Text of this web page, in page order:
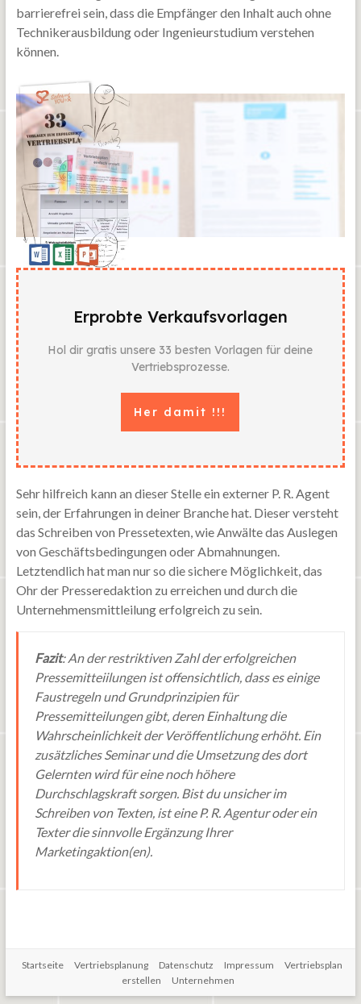
barrierefrei sein, dass die Empfänger den Inhalt auch ohne
Technikerausbildung oder Ingenieurstudium verstehen
können.
Erprobte Verkaufsvorlagen
Hol dir gratis unsere 33 besten Vorlagen für deine
Vertriebsprozesse.
Her damit !!!
Sehr hilfreich kann an dieser Stelle ein externer P. R. Agent
sein, der Erfahrungen in deiner Branche hat. Dieser versteht
das Schreiben von Pressetexten, wie Anwälte das Auslegen
von Geschäftsbedingungen oder Abmahnungen.
Letztendlich hat man nur so die sichere Möglichkeit, das
Ohr der Presseredaktion zu erreichen und durch die
Unternehmensmittleilung erfolgreich zu sein.
Fazit: An der restriktiven Zahl der erfolgreichen
Pressemitteiilungen ist offensichtlich, dass es einige
Faustregeln und Grundprinzipien für
Pressemitteilungen gibt, deren Einhaltung die
Wahrscheinlichkeit der Veröffentlichung erhöht. Ein
zusätzliches Seminar und die Umsetzung des dort
Gelernten wird für eine noch höhere
Durchschlagskraft sorgen. Bist du unsicher im
Schreiben von Texten, ist eine P. R. Agentur oder ein
Texter die sinnvolle Ergänzung Ihrer
Marketingaktion(en).
Startseite Vertriebsplanung Datenschutz Impressum
Vertriebsplan
erstellen
Unternehmen